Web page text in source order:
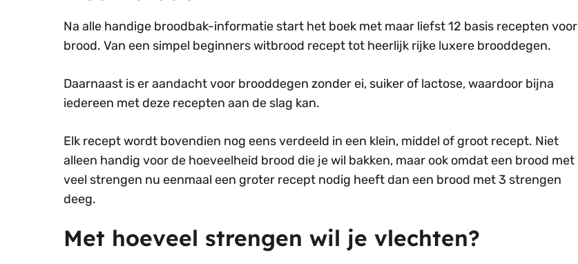
Na alle handige broodbak-informatie start het boek met maar liefst 12 basis recepten voor
brood. Van een simpel beginners witbrood recept tot heerlijk rijke luxere brooddegen.
Daarnaast is er aandacht voor brooddegen zonder ei, suiker of lactose, waardoor bijna
iedereen met deze recepten aan de slag kan.
Elk recept wordt bovendien nog eens verdeeld in een klein, middel of groot recept. Niet
alleen handig voor de hoeveelheid brood die je wil bakken, maar ook omdat een brood met
veel strengen nu eenmaal een groter recept nodig heeft dan een brood met 3 strengen
deeg.
Met hoeveel strengen wil je vlechten?